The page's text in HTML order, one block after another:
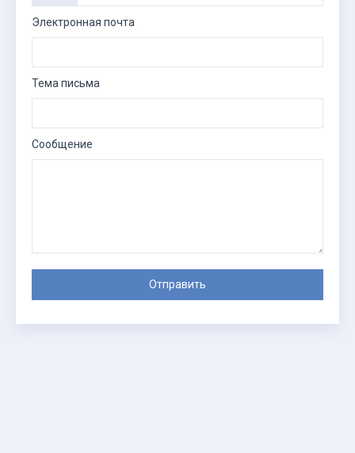
Электронная почта
Тема письма
Сообщение
Отправить